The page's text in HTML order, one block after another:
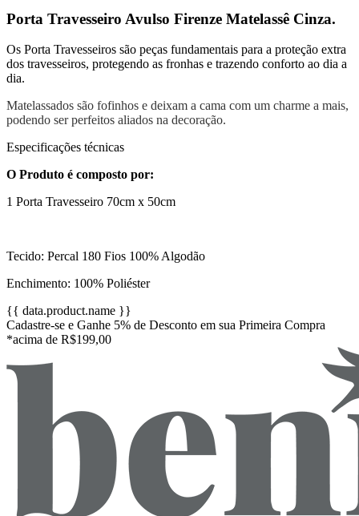
Porta Travesseiro Avulso Firenze Matelassê Cinza.
Os Porta Travesseiros são peças fundamentais para a proteção extra
dos travesseiros, protegendo as fronhas e trazendo conforto ao dia a
dia.
Matelassados são fofinhos e deixam a cama com um charme a mais,
podendo ser perfeitos aliados na decoração.
Especificações técnicas
O Produto é composto por:
1 Porta Travesseiro 70cm x 50cm
Tecido: Percal 180 Fios 100% Algodão
Enchimento: 100% Poliéster
{{ data.product.name }}
Cadastre-se e Ganhe 5% de Desconto em sua Primeira Compra
*acima de R$199,00